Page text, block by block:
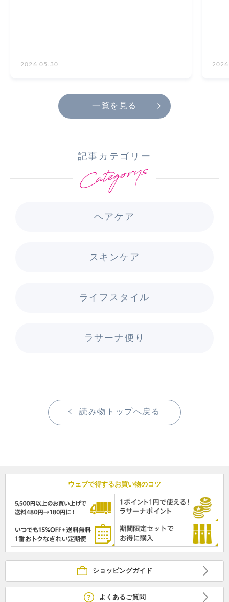
2026.05.30
一覧を見る
記事カテゴリー
ヘアケア
スキンケア
ライフスタイル
ラサーナ便り
読み物トップへ戻る
ウェブで得するお買い物のコツ
ショッピングガイド
よくあるご質問